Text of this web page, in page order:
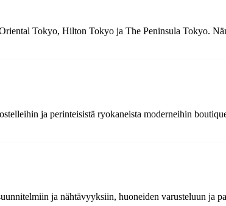
Tokyo, Hilton Tokyo ja The Peninsula Tokyo.
ja perinteisistä ryokaneista moderneihin
ja nähtävyyksiin, huoneiden varusteluun ja